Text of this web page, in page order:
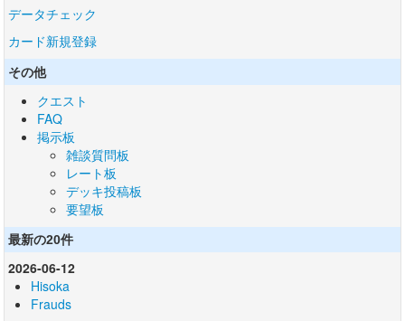
データチェック
カード新規登録
その他
クエスト
FAQ
掲示板
雑談質問板
レート板
デッキ投稿板
要望板
最新の20件
2026-06-12
Hisoka
Frauds